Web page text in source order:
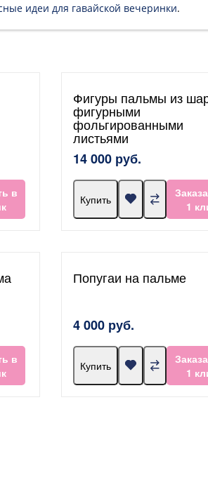
идеи для гавайской вечеринки.
в
Фигуры пальмы из
фигурными
фольгированными
листьями
14 000 руб.
Купить
1
в
Попугаи на пальме
4 000 руб.
Купить
1